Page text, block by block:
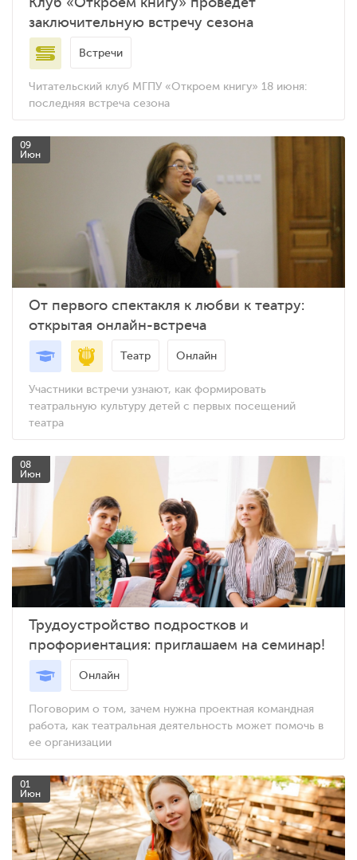
заключительную встречу сезона
Встречи
Читательский клуб МГПУ «Откроем книгу» 18 июня:
последняя встреча сезона
09
Июн
От первого спектакля к любви к театру:
открытая онлайн-встреча
Театр Онлайн
Участники встречи узнают, как формировать
театральную культуру детей с первых посещений
театра
08
Июн
Трудоустройство подростков и
профориентация: приглашаем на семинар!
Онлайн
Поговорим о том, зачем нужна проектная командная
работа, как театральная деятельность может помочь в
ее организации
01
Июн